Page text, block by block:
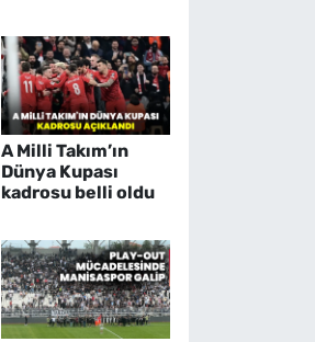
A Milli Takım’ın
Dünya Kupası
kadrosu belli oldu